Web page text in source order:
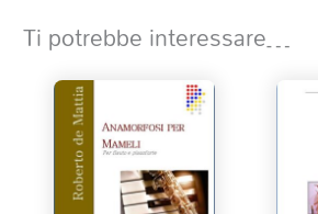
Ti potrebbe interessare…